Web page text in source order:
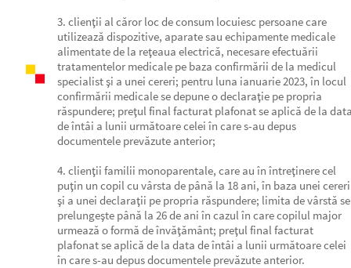
3. clienţii al căror loc de consum locuiesc persoane care
utilizează dispozitive, aparate sau echipamente medicale
alimentate de la reţeaua electrică, necesare efectuării
tratamentelor medicale pe baza confirmării de la medicul
specialist şi a unei cereri; pentru luna ianuarie 2023, în locul
confirmării medicale se depune o declaraţie pe propria
răspundere; preţul final facturat plafonat se aplică de la
de întâi a lunii următoare celei în care s-au depus
documentele prevăzute anterior;
4. clienţii familii monoparentale, care au în întreţinere cel
puţin un copil cu vârsta de până la 18 ani, în baza unei cereri
şi a unei declaraţii pe propria răspundere; limita de vârstă se
prelungeşte până la 26 de ani în cazul în care copilul major
urmează o formă de învăţământ; preţul final facturat
plafonat se aplică de la data de întâi a lunii următoare celei
în care s-au depus documentele prevăzute anterior.